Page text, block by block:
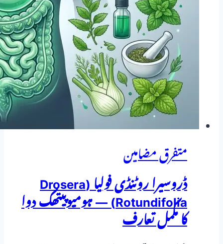
کا
مکمل
تعارف
متفرق مضامین
ڈروسیرا روٹنڈی فولیا (Drosera
Rotundifolia) — ہومیوپیتھک دوا
کا مکمل تعارف